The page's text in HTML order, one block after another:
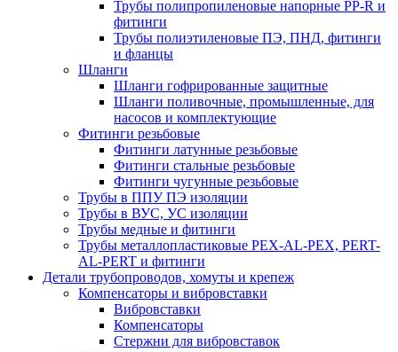
Трубы полипропиленовые напорные PP-R и
фитинги
Трубы полиэтиленовые ПЭ, ПНД, фитинги
и фланцы
Шланги
Шланги гофрированные защитные
Шланги поливочные, промышленные, для
насосов и комплектующие
Фитинги резьбовые
Фитинги латунные резьбовые
Фитинги стальные резьбовые
Фитинги чугунные резьбовые
Трубы в ППУ ПЭ изоляции
Трубы в ВУС, УС изоляции
Трубы медные и фитинги
Трубы металлопластиковые PEX-AL-PEX, PERT-
AL-PERT и фитинги
Детали трубопроводов, хомуты и крепеж
Компенсаторы и вибровставки
Вибровставки
Компенсаторы
Стержни для вибровставок